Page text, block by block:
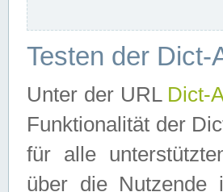
Testen der
Unter der URL Dict-
Funktionalität der
für alle
über die Nutzende